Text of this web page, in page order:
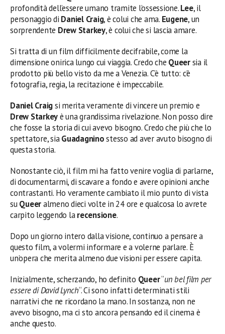
profondità dell’essere umano tramite l’ossessione.Lee, il
personaggio di Daniel Craig, è colui che ama. Eugene, un
sorprendente Drew Starkey, è colui che si lascia amare.
Si tratta di un film difficilmente decifrabile, come la
dimensione onirica lungo cui viaggia. Credo che Queersia il
prodotto più bello visto da me a Venezia. C’è tutto: c’è
fotografia, regia, la recitazione è impeccabile.
Daniel Craigsi merita veramente di vincere un premio e
Drew Starkeyè una grandissima rivelazione. Non posso dire
che fosse la storia di cui avevo bisogno. Credo che più che lo
spettatore, siaGuadagninostesso ad aver avuto bisogno di
questa storia.
Nonostante ciò, il film mi ha fatto venire voglia di parlarne,
di documentarmi, di scavare a fondo e avere opinioni anche
contrastanti. Ho veramente cambiato il mio punto di vista
suQueeralmeno dieci volte in 24 ore e qualcosa lo avrete
carpito leggendo larecensione.
Dopo un giorno intero dalla visione, continuo a pensare a
questo film, a volermi informare e a volerne parlare. È
un’opera che merita almeno due visioni per essere capita.
Inizialmente, scherzando, ho definito Queer“un bel film per
essere di David Lynch“. Ci sono infatti determinati stili
narrativi che ne ricordano la mano. In sostanza, non ne
avevo bisogno, ma ci sto ancora pensando ed il cinema è
anche questo.